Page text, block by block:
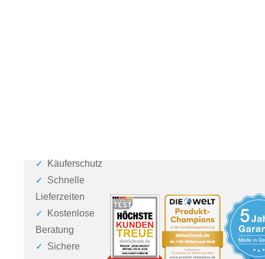
Käuferschutz
Schnelle
Lieferzeiten
Kostenlose
Beratung
Sichere